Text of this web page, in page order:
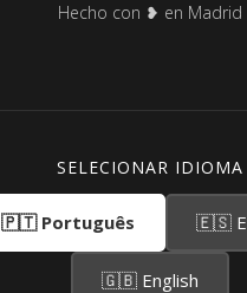
Hecho con ❥ en Madrid
SELECIONAR IDIOMA
🇵🇹 Português 🇪🇸
🇬🇧 English